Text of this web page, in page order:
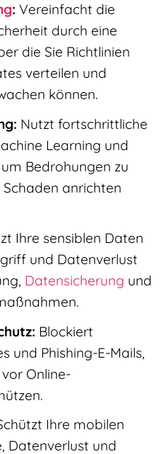
: Vereinfacht die
durch eine
die Sie Richtlinien
verteilen und
können.
Nutzt fortschrittliche
Learning und
Bedrohungen zu
anrichten
Ihre sensiblen Daten
und Datenverlust
Datensicherung und
Blockiert
und Phishing-E-Mails,
Online-
Ihre mobilen
Datenverlust und